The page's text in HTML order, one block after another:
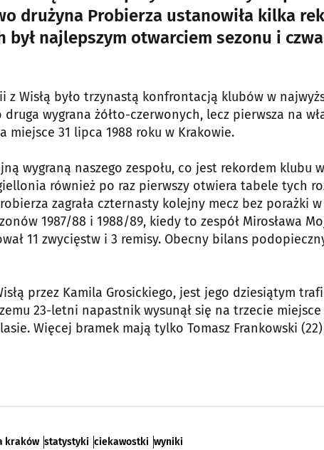
drużyna Probierza ustanowiła kilka
był najlepszym otwarciem sezonu i
z Wisłą było trzynastą konfrontacją klubów w
wygrana żółto-czerwonych, lecz pierwsza na
miejsce 31 lipca 1988 roku w Krakowie.
wygraną naszego zespołu, co jest rekordem
również po raz pierwszy otwiera tabele tych
zagrała czternasty kolejny mecz bez porażki
1987/88 i 1988/89, kiedy to zespół Mirosława
11 zwycięstw i 3 remisy. Obecny bilans
przez Kamila Grosickiego, jest jego dziesiątym
23-letni napastnik wysunął się na trzecie
Więcej bramek mają tylko Tomasz Frankowski (22)
kraków statystyki ciekawostki wyniki